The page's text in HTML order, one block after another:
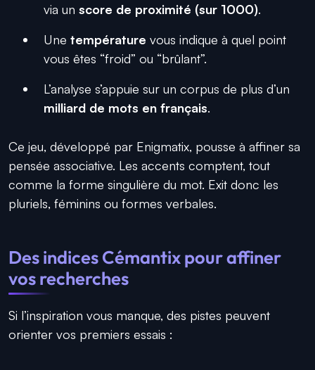
via un score de proximité (sur 1000).
Une température vous indique à quel point
vous êtes “froid” ou “brûlant”.
L’analyse s’appuie sur un corpus de plus d’un
milliard de mots en français.
Ce jeu, développé par Enigmatix, pousse à affiner sa
pensée associative. Les accents comptent, tout
comme la forme singulière du mot. Exit donc les
pluriels, féminins ou formes verbales.
Des indices Cémantix pour affiner
vos recherches
Si l’inspiration vous manque, des pistes peuvent
orienter vos premiers essais :